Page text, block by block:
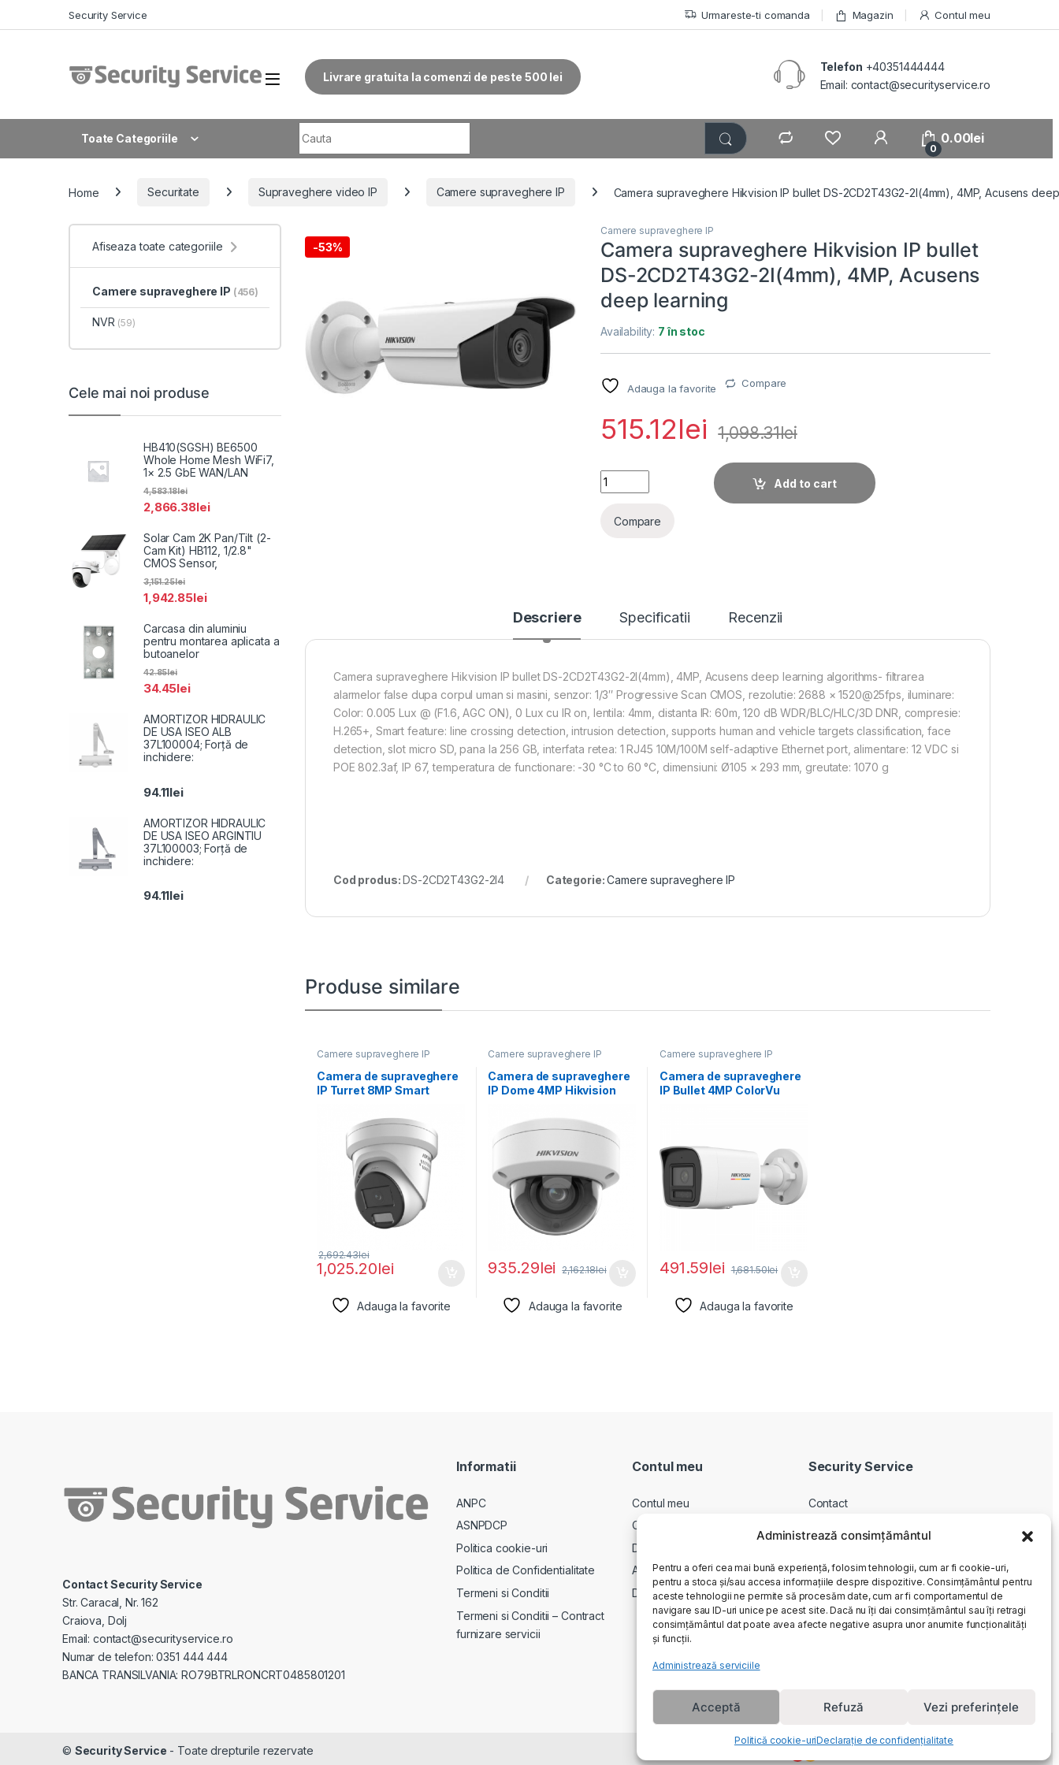
Administrează consimțământul
Pentru a oferi cea mai bună experiență, folosim tehnologii, cum ar fi cookie-uri,
pentru a stoca și/sau accesa informațiile despre dispozitive. Consimțământul pentru
aceste tehnologii ne permite să procesăm date, cum ar fi comportamentul de
navigare sau ID-uri unice pe acest site. Dacă nu îți dai consimțământul sau îți retragi
consimțământul dat poate avea afecte negative asupra unor anumite funcționalități
și funcții.
Administrează serviciile
Acceptă Refuză Vezi preferințele
Politică cookie-uriDeclarație de confidențialitate
Security Service Urmareste-ti comanda Magazin Contul meu
Livrare gratuita la comenzi de peste 500 lei
Telefon +40351444444
Email: contact@securityservice.ro
Toate Categoriile
0
0.00lei
Home Securitate Supraveghere video IP Camere supraveghere IP Camera supraveghere Hikvision IP bullet DS-2CD2T43G2-2I(4mm), 4MP, Acusens
-53%
Camere supraveghere IP
Camera supraveghere Hikvision IP bullet
DS-2CD2T43G2-2I(4mm), 4MP, Acusens
deep learning
Availability: 7 în stoc
Adauga la favorite Compare
515.12lei 1,098.31lei
Camera supraveghere Hikvision IP bullet DS-2CD2T43G2-2I(4mm), 4MP,
Add to cart
Compare
Descriere Specificatii Recenzii
Camera supraveghere Hikvision IP bullet DS-2CD2T43G2-2I(4mm), 4MP, Acusens deep learning algorithms- filtrarea
alarmelor false dupa corpul uman si masini, senzor: 1/3″ Progressive Scan CMOS, rezolutie: 2688 × 1520@25fps, iluminare:
Color: 0.005 Lux @ (F1.6, AGC ON), 0 Lux cu IR on, lentila: 4mm, distanta IR: 60m, 120 dB WDR/BLC/HLC/3D DNR, compresie:
H.265+, Smart feature: line crossing detection, intrusion detection, supports human and vehicle targets classification, face
detection, slot micro SD, pana la 256 GB, interfata retea: 1 RJ45 10M/100M self-adaptive Ethernet port, alimentare: 12 VDC si
POE 802.3af, IP 67, temperatura de functionare: -30 °C to 60 °C, dimensiuni: Ø105 × 293 mm, greutate: 1070 g
Cod produs:DS-2CD2T43G2-2I4 Categorie:Camere supraveghere IP
Produse similare
Camere supraveghere IP
Camera de supraveghere
IP Turret 8MP Smart
1,025.20lei
2,692.43lei
Adauga la favorite
Camere supraveghere IP
Camera de supraveghere
IP Dome 4MP Hikvision
IZS(2.8-12MM)(EF), lentila
935.29lei 2,162.18lei
Adauga la favorite
Camere supraveghere IP
Camera de supraveghere
IP Bullet 4MP ColorVu
491.59lei 1,681.50lei
Adauga la favorite
Afiseaza toate categoriile
Camere supraveghere IP (456)
NVR (59)
Cele mai noi produse
HB410(SGSH) BE6500
Whole Home Mesh WiFi7,
1× 2.5 GbE WAN/LAN
2,866.38lei
4,583.18lei
Solar Cam 2K Pan/Tilt (2-
Cam Kit) HB112, 1/2.8"
CMOS Sensor,
1,942.85lei
3,151.25lei
Carcasa din aluminiu
pentru montarea aplicata a
butoanelor
34.45lei
42.85lei
AMORTIZOR HIDRAULIC
DE USA ISEO ALB
37L100004; Forță de
inchidere:
94.11lei
AMORTIZOR HIDRAULIC
DE USA ISEO ARGINTIU
37L100003; Forță de
inchidere:
94.11lei
Contact Security Service
Str. Caracal, Nr. 162
Craiova, Dolj
Email: contact@securityservice.ro
Numar de telefon: 0351 444 444
BANCA TRANSILVANIA: RO79BTRLRONCRT0485801201
Informatii
ANPC
ASNPDCP
Politica cookie-uri
Politica de Confidentialitate
Termeni si Conditii
Termeni si Conditii – Contract
furnizare servicii
Contul meu
Contul meu
Comenzi
Descarcari
Adrese
Detalii cont
Security Service
Contact
Service si garantie
Cum cumpar
Returnari
© Security Service - Toate drepturile rezervate